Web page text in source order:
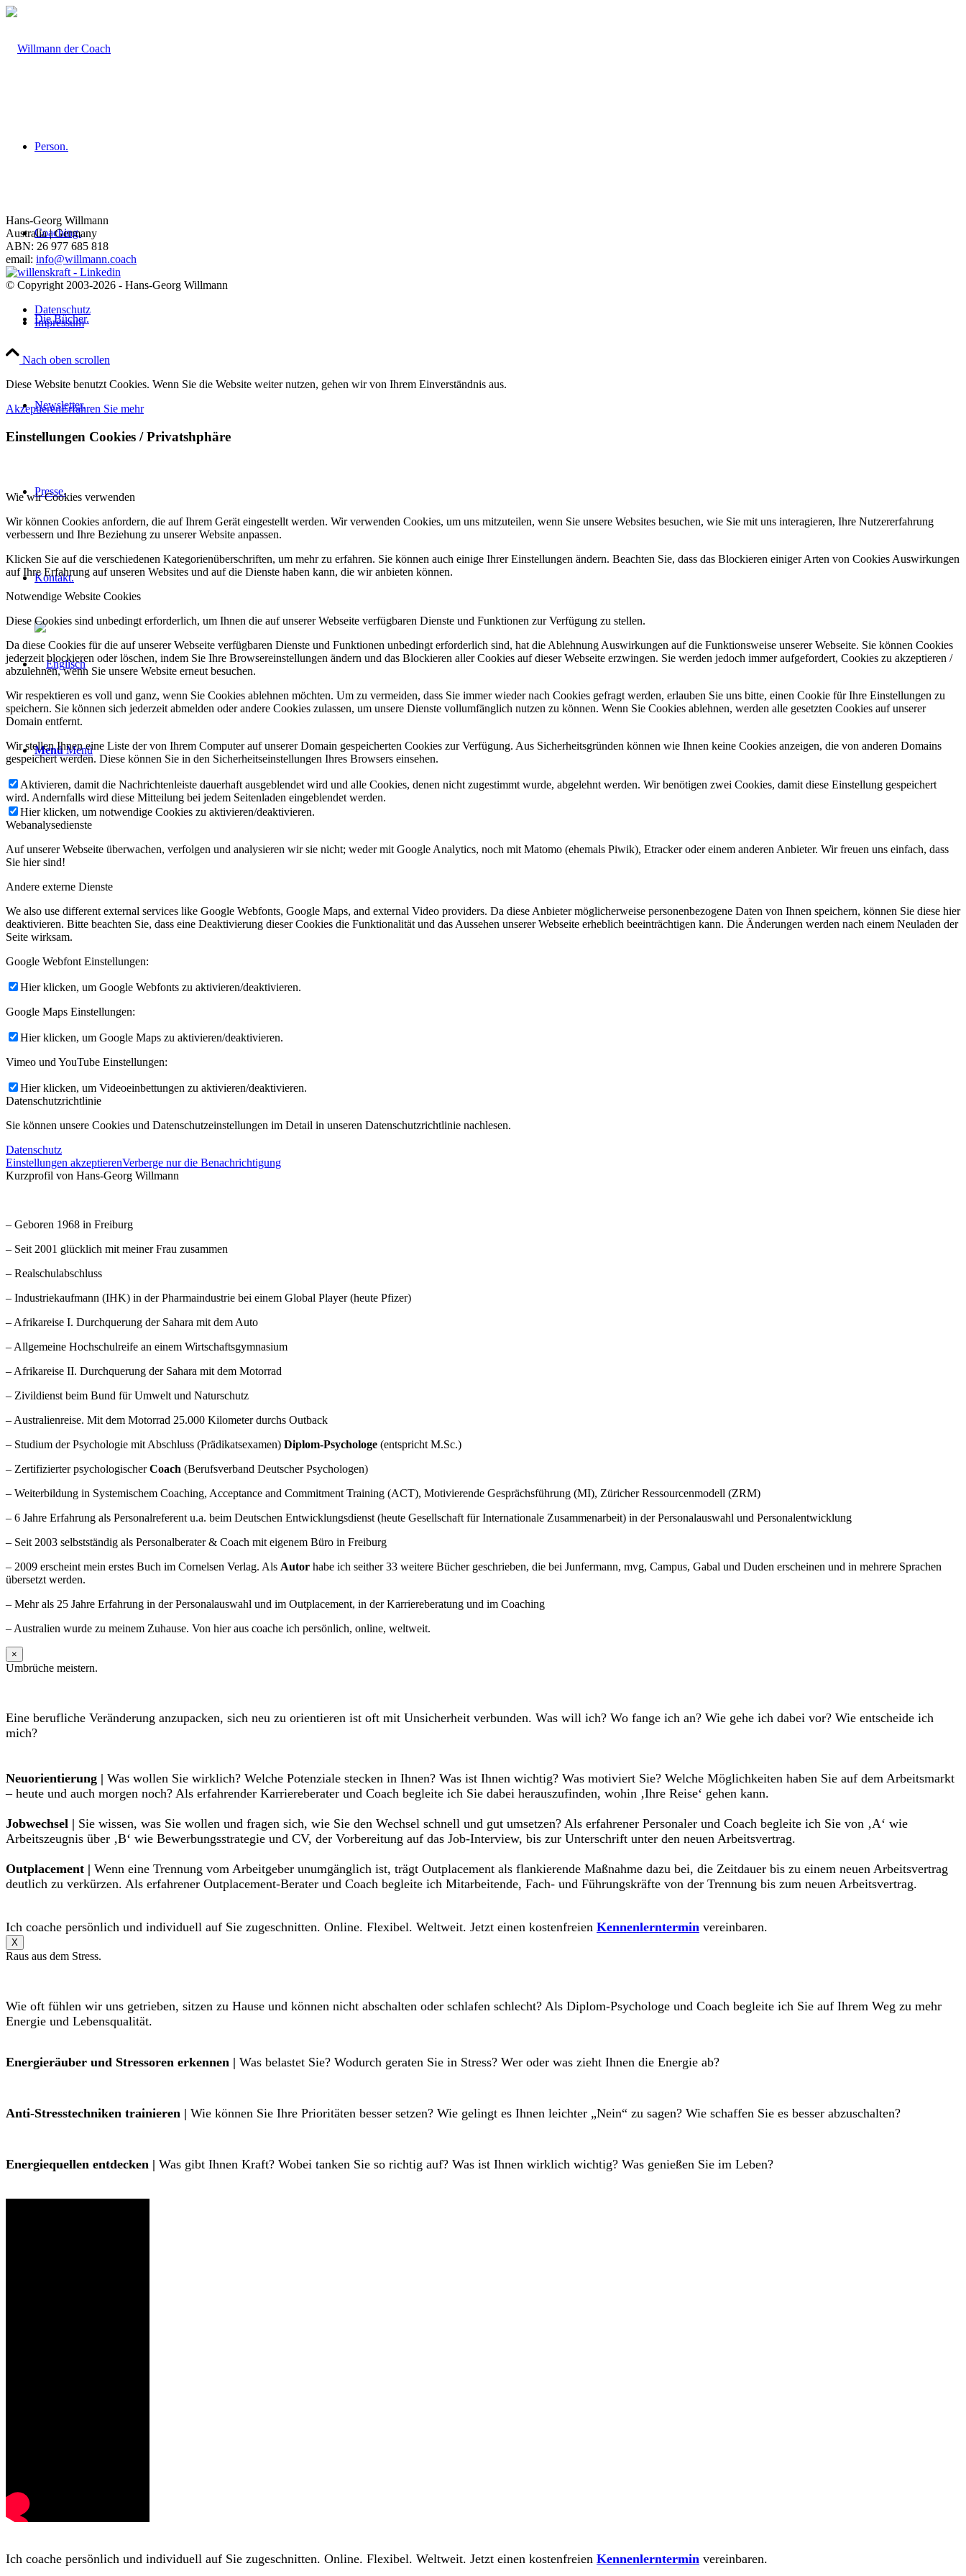
Person.
Coaching.
Die Bücher.
Newsletter.
Presse.
Kontakt.
Menü Menü
Hans-Georg Willmann
Australia | Germany
ABN: 26 977 685 818
email: info@willmann.coach
© Copyright 2003-2026 - Hans-Georg Willmann
Datenschutz
Impressum
Nach oben scrollen
Diese Website benutzt Cookies. Wenn Sie die Website weiter nutzen, gehen wir von Ihrem Einverständnis aus.
AkzeptierenErfahren Sie mehr
Einstellungen Cookies / Privatshphäre
Wie wir Cookies verwenden
Wir können Cookies anfordern, die auf Ihrem Gerät eingestellt werden. Wir verwenden Cookies, um uns mitzuteilen, wenn Sie unsere Websites besuchen, wie Sie mit uns interagieren, Ihre Nutzererfahrung
verbessern und Ihre Beziehung zu unserer Website anpassen.
Klicken Sie auf die verschiedenen Kategorienüberschriften, um mehr zu erfahren. Sie können auch einige Ihrer Einstellungen ändern. Beachten Sie, dass das Blockieren einiger Arten von Cookies Auswirkungen
auf Ihre Erfahrung auf unseren Websites und auf die Dienste haben kann, die wir anbieten können.
Notwendige Website Cookies
Diese Cookies sind unbedingt erforderlich, um Ihnen die auf unserer Webseite verfügbaren Dienste und Funktionen zur Verfügung zu stellen.
Da diese Cookies für die auf unserer Webseite verfügbaren Dienste und Funktionen unbedingt erforderlich sind, hat die Ablehnung Auswirkungen auf die Funktionsweise unserer Webseite. Sie können Cookies
jederzeit blockieren oder löschen, indem Sie Ihre Browsereinstellungen ändern und das Blockieren aller Cookies auf dieser Webseite erzwingen. Sie werden jedoch immer aufgefordert, Cookies zu akzeptieren /
abzulehnen, wenn Sie unsere Website erneut besuchen.
Wir respektieren es voll und ganz, wenn Sie Cookies ablehnen möchten. Um zu vermeiden, dass Sie immer wieder nach Cookies gefragt werden, erlauben Sie uns bitte, einen Cookie für Ihre Einstellungen zu
speichern. Sie können sich jederzeit abmelden oder andere Cookies zulassen, um unsere Dienste vollumfänglich nutzen zu können. Wenn Sie Cookies ablehnen, werden alle gesetzten Cookies auf unserer
Domain entfernt.
Wir stellen Ihnen eine Liste der von Ihrem Computer auf unserer Domain gespeicherten Cookies zur Verfügung. Aus Sicherheitsgründen können wie Ihnen keine Cookies anzeigen, die von anderen Domains
gespeichert werden. Diese können Sie in den Sicherheitseinstellungen Ihres Browsers einsehen.
Aktivieren, damit die Nachrichtenleiste dauerhaft ausgeblendet wird und alle Cookies, denen nicht zugestimmt wurde, abgelehnt werden. Wir benötigen zwei Cookies, damit diese Einstellung gespeichert
wird. Andernfalls wird diese Mitteilung bei jedem Seitenladen eingeblendet werden.
Hier klicken, um notwendige Cookies zu aktivieren/deaktivieren.
Webanalysedienste
Auf unserer Webseite überwachen, verfolgen und analysieren wir sie nicht; weder mit Google Analytics, noch mit Matomo (ehemals Piwik), Etracker oder einem anderen Anbieter. Wir freuen uns einfach, dass
Sie hier sind!
Andere externe Dienste
We also use different external services like Google Webfonts, Google Maps, and external Video providers. Da diese Anbieter möglicherweise personenbezogene Daten von Ihnen speichern, können Sie diese hier
deaktivieren. Bitte beachten Sie, dass eine Deaktivierung dieser Cookies die Funktionalität und das Aussehen unserer Webseite erheblich beeinträchtigen kann. Die Änderungen werden nach einem Neuladen der
Seite wirksam.
Google Webfont Einstellungen:
Hier klicken, um Google Webfonts zu aktivieren/deaktivieren.
Google Maps Einstellungen:
Hier klicken, um Google Maps zu aktivieren/deaktivieren.
Vimeo und YouTube Einstellungen:
Hier klicken, um Videoeinbettungen zu aktivieren/deaktivieren.
Datenschutzrichtlinie
Sie können unsere Cookies und Datenschutzeinstellungen im Detail in unseren Datenschutzrichtlinie nachlesen.
Datenschutz
Einstellungen akzeptierenVerberge nur die Benachrichtigung
Kurzprofil von Hans-Georg Willmann
– Geboren 1968 in Freiburg
– Seit 2001 glücklich mit meiner Frau zusammen
– Realschulabschluss
– Industriekaufmann (IHK) in der Pharmaindustrie bei einem Global Player (heute Pfizer)
– Afrikareise I. Durchquerung der Sahara mit dem Auto
– Allgemeine Hochschulreife an einem Wirtschaftsgymnasium
– Afrikareise II. Durchquerung der Sahara mit dem Motorrad
– Zivildienst beim Bund für Umwelt und Naturschutz
– Australienreise. Mit dem Motorrad 25.000 Kilometer durchs Outback
– Studium der Psychologie mit Abschluss (Prädikatsexamen) Diplom-Psychologe (entspricht M.Sc.)
– Zertifizierter psychologischerCoach (Berufsverband Deutscher Psychologen)
– Weiterbildung in Systemischem Coaching, Acceptance and Commitment Training (ACT), Motivierende Gesprächsführung (MI), Züricher Ressourcenmodell (ZRM)
– 6 Jahre Erfahrung als Personalreferent u.a. beim Deutschen Entwicklungsdienst (heute Gesellschaft für Internationale Zusammenarbeit) in der Personalauswahl und Personalentwicklung
– Seit 2003 selbstständig als Personalberater & Coach mit eigenem Büro in Freiburg
– 2009 erscheint mein erstes Buch im Cornelsen Verlag. Als Autor habe ich seither 33 weitere Bücher geschrieben, die bei Junfermann, mvg, Campus, Gabal und Duden erscheinen und in mehrere Sprachen
übersetzt werden.
– Mehr als 25 Jahre Erfahrung in der Personalauswahl und im Outplacement, in der Karriereberatung und im Coaching
– Australien wurde zu meinem Zuhause. Von hier aus coache ich persönlich, online, weltweit.
×
Umbrüche meistern.
Eine berufliche Veränderung anzupacken, sich neu zu orientieren ist oft mit Unsicherheit verbunden. Was will ich? Wo fange ich an? Wie gehe ich dabei vor? Wie entscheide ich
mich?
Neuorientierung | Was wollen Sie wirklich? Welche Potenziale stecken in Ihnen? Was ist Ihnen wichtig? Was motiviert Sie? Welche Möglichkeiten haben Sie auf dem Arbeitsmarkt
– heute und auch morgen noch? Als erfahrender Karriereberater und Coach begleite ich Sie dabei herauszufinden, wohin ‚Ihre Reise‘ gehen kann.
Jobwechsel | Sie wissen, was Sie wollen und fragen sich, wie Sie den Wechsel schnell und gut umsetzen? Als erfahrener Personaler und Coach begleite ich Sie von ‚A‘ wie
Arbeitszeugnis über ‚B‘ wie Bewerbungsstrategie und CV, der Vorbereitung auf das Job-Interview, bis zur Unterschrift unter den neuen Arbeitsvertrag.
Outplacement | Wenn eine Trennung vom Arbeitgeber unumgänglich ist, trägt Outplacement als flankierende Maßnahme dazu bei, die Zeitdauer bis zu einem neuen Arbeitsvertrag
deutlich zu verkürzen. Als erfahrener Outplacement-Berater und Coach begleite ich Mitarbeitende, Fach- und Führungskräfte von der Trennung bis zum neuen Arbeitsvertrag.
Ich coache persönlich und individuell auf Sie zugeschnitten. Online. Flexibel. Weltweit. Jetzt einen kostenfreien Kennenlerntermin vereinbaren.
X
Raus aus dem Stress.
Wie oft fühlen wir uns getrieben, sitzen zu Hause und können nicht abschalten oder schlafen schlecht? Als Diplom-Psychologe und Coach begleite ich Sie auf Ihrem Weg zu mehr
Energie und Lebensqualität.
Energieräuber und Stressoren erkennen | Was belastet Sie? Wodurch geraten Sie in Stress? Wer oder was zieht Ihnen die Energie ab?
Anti-Stresstechniken trainieren | Wie können Sie Ihre Prioritäten besser setzen? Wie gelingt es Ihnen leichter „Nein“ zu sagen? Wie schaffen Sie es besser abzuschalten?
Energiequellen entdecken | Was gibt Ihnen Kraft? Wobei tanken Sie so richtig auf? Was ist Ihnen wirklich wichtig? Was genießen Sie im Leben?
Ich coache persönlich und individuell auf Sie zugeschnitten. Online. Flexibel. Weltweit. Jetzt einen kostenfreien Kennenlerntermin vereinbaren.